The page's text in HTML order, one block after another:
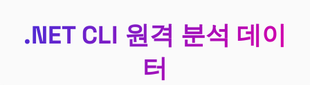
.NET CLI 원격 분석 데이
터